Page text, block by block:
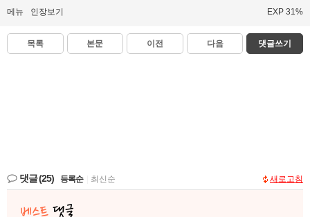
메뉴 인장보기 EXP 31%
목록 본문 이전 다음 댓글쓰기
댓글(25) 등록순 최신순 새로고침